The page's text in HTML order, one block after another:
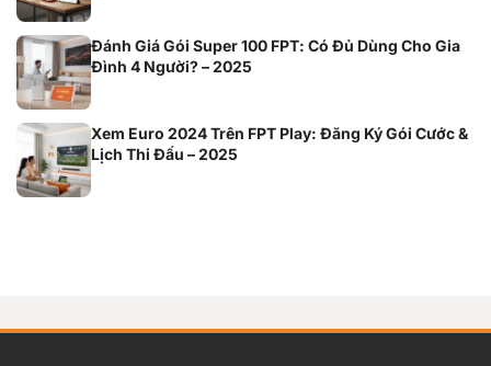
Đánh Giá Gói Super 100 FPT: Có Đủ Dùng Cho Gia
Đình 4 Người? – 2025
Xem Euro 2024 Trên FPT Play: Đăng Ký Gói Cước &
Lịch Thi Đấu – 2025